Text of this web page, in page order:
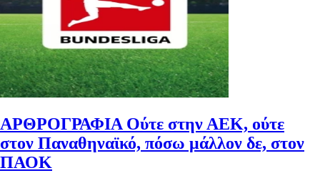
ΑΡΘΡΟΓΡΑΦΙΑΟύτε στην ΑΕΚ, ούτε
στον Παναθηναϊκό, πόσω μάλλον δε, στον
ΠΑΟΚ